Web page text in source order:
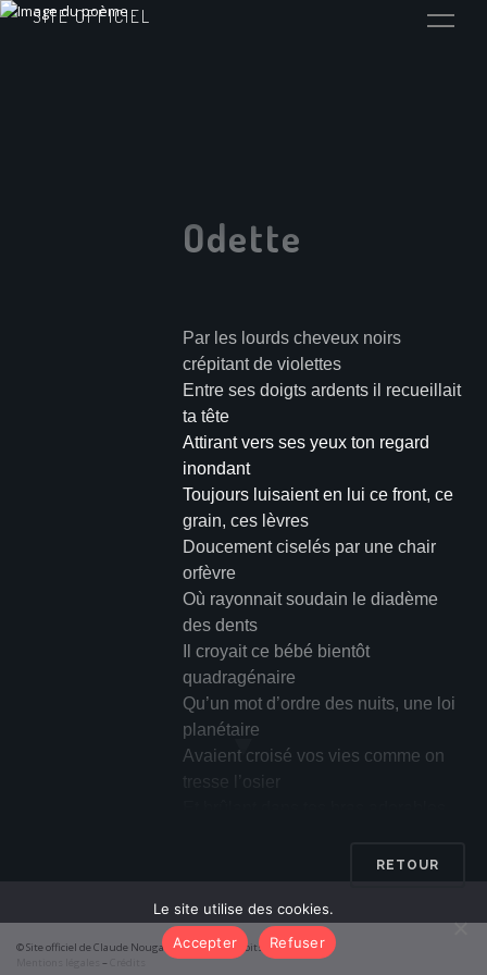
SITE OFFICIEL
Odette
Par les lourds cheveux noirs
crépitant de violettes
Entre ses doigts ardents il recueillait
ta tête
Attirant vers ses yeux ton regard
inondant
Toujours luisaient en lui ce front, ce
grain, ces lèvres
Doucement ciselés par une chair
orfèvre
Où rayonnait soudain le diadème
des dents
Il croyait ce bébé bientôt
quadragénaire
Qu’un mot d’ordre des nuits, une loi
planétaire
Avaient croisé vos vies comme on
tresse l’osier
Il baisait le cœur du mystère
À minuit dans un bar, oasis de ses
dunes
Il avait ressenti comme un rayon de
▼
RETOUR
© Site officiel de Claude Nougaro 2026 – Tous droits réservés
–
Le site utilise des cookies.
Accepter
Refuser